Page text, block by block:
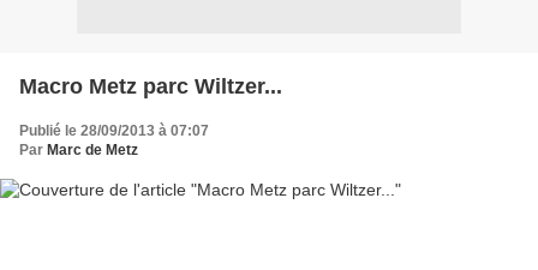
Macro Metz parc Wiltzer...
Publié le 28/09/2013 à 07:07
Par Marc de Metz